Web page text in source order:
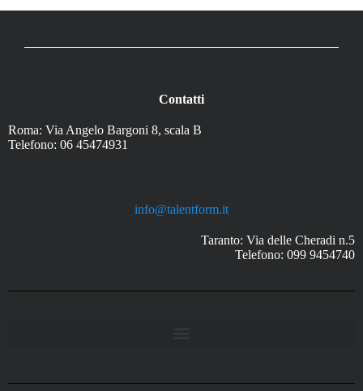
Contatti
Roma: Via Angelo Bargoni 8, scala B
Telefono: 06 45474931
info@talentform.it
Taranto: Via delle Cheradi n.5
Telefono: 099 9454740